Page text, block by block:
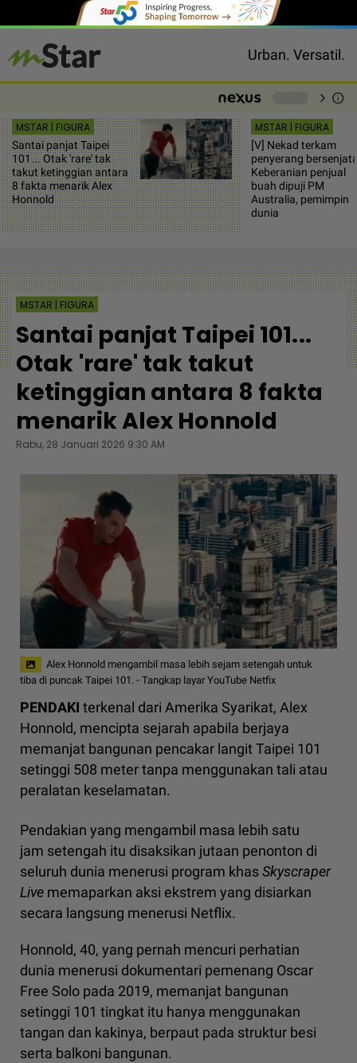
Urban. Versatil.
chevron_right info
MSTAR | FIGURA
Santai panjat Taipei
101... Otak 'rare' tak
takut ketinggian antara
8 fakta menarik Alex
Honnold
MSTAR | FIGURA
[V] Nekad terkam
penyerang
Keberanian penjual
buah dipuji PM
Australia, pemimpin
dunia
MSTAR | FIGURA
Santai panjat Taipei 101...
Otak 'rare' tak takut
ketinggian antara 8 fakta
menarik Alex Honnold
Rabu, 28 Januari 2026 9:30 AM
Alex Honnold mengambil masa lebih sejam setengah untuk
tiba di puncak Taipei 101. - Tangkap layar YouTube Netfix
PENDAKI terkenal dari Amerika Syarikat, Alex
Honnold, mencipta sejarah apabila berjaya
memanjat bangunan pencakar langit Taipei 101
setinggi 508 meter tanpa menggunakan tali atau
peralatan keselamatan.
Pendakian yang mengambil masa lebih satu
jam setengah itu disaksikan jutaan penonton di
seluruh dunia menerusi program khasSkyscraper
Live memaparkan aksi ekstrem yang disiarkan
secara langsung menerusi Netflix.
Honnold, 40, yang pernah mencuri perhatian
dunia menerusi dokumentari pemenang Oscar
Free Solo pada 2019, memanjat bangunan
setinggi 101 tingkat itu hanya menggunakan
tangan dan kakinya, berpaut pada struktur besi
serta balkoni bangunan.